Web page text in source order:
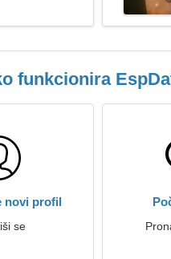
funkcionira
novi profil
se